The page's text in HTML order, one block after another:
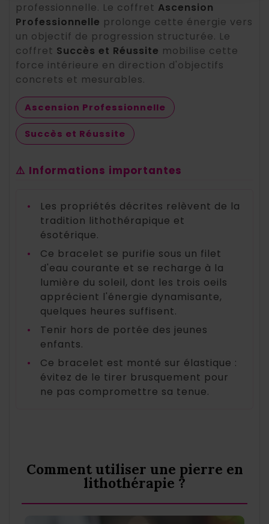
professionnelle. Le coffret Ascension
Professionnelle prolonge cette énergie vers
un objectif de progression structurée. Le
coffret Succès et Réussite mobilise cette
force intérieure en direction d'objectifs
concrets et mesurables.
Ascension Professionnelle
Succès et Réussite
⚠️ Informations importantes
•
Les propriétés décrites relèvent de la
tradition lithothérapique et
ésotérique.
•
Ce bracelet se purifie sous un filet
d'eau courante et se recharge à la
lumière du soleil, dont les trois oeils
apprécient l'énergie dynamisante,
quelques heures suffisent.
•
Tenir hors de portée des jeunes
enfants.
•
Ce bracelet est monté sur élastique :
évitez de le tirer brusquement pour
ne pas compromettre sa tenue.
Comment utiliser une pierre en
lithothérapie ?